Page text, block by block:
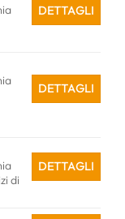
DETTAGLI
DETTAGLI
di
DETTAGLI